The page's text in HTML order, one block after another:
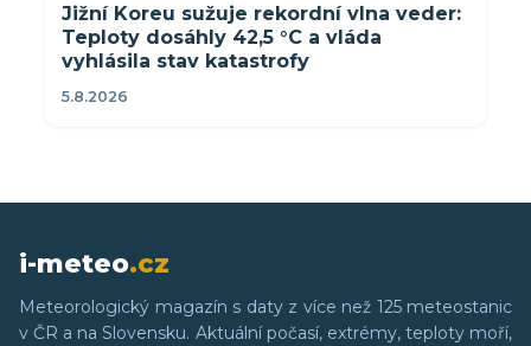
Jižní Koreu sužuje rekordní vlna veder:
Teploty dosáhly 42,5 °C a vláda
vyhlásila stav katastrofy
5.8.2026
i-meteo.cz
Meteorologický magazín s daty z více než 125 meteostanic
v ČR a na Slovensku. Aktuální počasí, extrémy, teploty moří,